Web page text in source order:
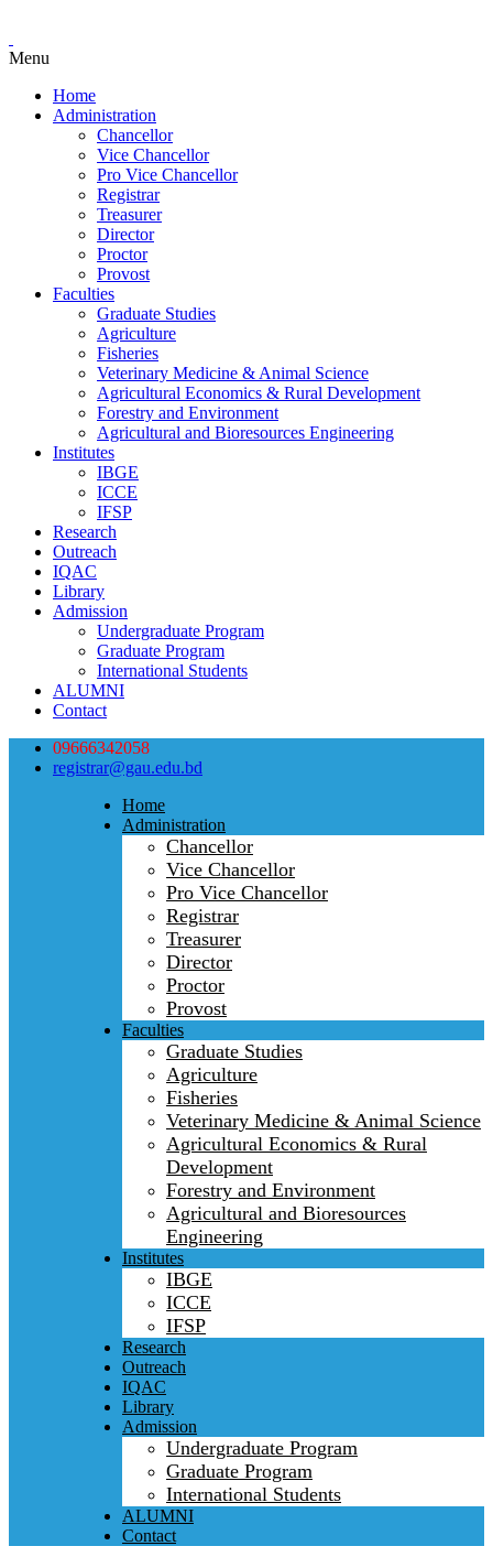
Menu
Home
Administration
Chancellor
Vice Chancellor
Pro Vice Chancellor
Registrar
Treasurer
Director
Proctor
Provost
Faculties
Graduate Studies
Agriculture
Fisheries
Veterinary Medicine & Animal Science
Agricultural Economics & Rural Development
Forestry and Environment
Agricultural and Bioresources Engineering
Institutes
IBGE
ICCE
IFSP
Research
Outreach
IQAC
Library
Admission
Undergraduate Program
Graduate Program
International Students
ALUMNI
Contact
09666342058
registrar@gau.edu.bd
Home
Administration
Chancellor
Vice Chancellor
Pro Vice Chancellor
Registrar
Treasurer
Director
Proctor
Provost
Faculties
Graduate Studies
Agriculture
Fisheries
Veterinary Medicine & Animal Science
Agricultural Economics & Rural
Development
Forestry and Environment
Agricultural and Bioresources
Engineering
Institutes
IBGE
ICCE
IFSP
Research
Outreach
IQAC
Library
Admission
Undergraduate Program
Graduate Program
International Students
ALUMNI
Contact